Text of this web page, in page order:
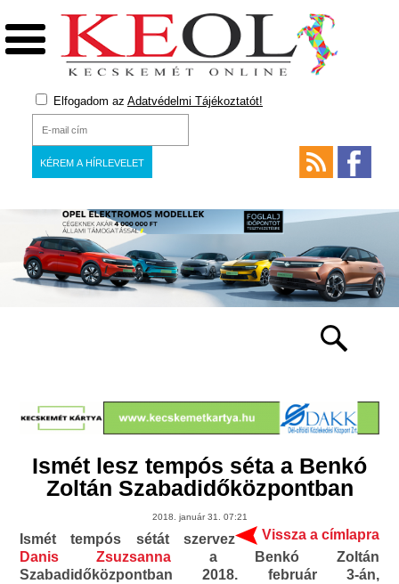
Elfogadom az Adatvédelmi Tájékoztatót!
Ismét lesz tempós séta a Benkó
Zoltán Szabadidőközpontban
2018. január 31. 07:21
Vissza a címlapra
Ismét tempós sétát szervez
Danis Zsuzsanna a Benkó Zoltán
Szabadidőközpontban 2018. február 3-án,